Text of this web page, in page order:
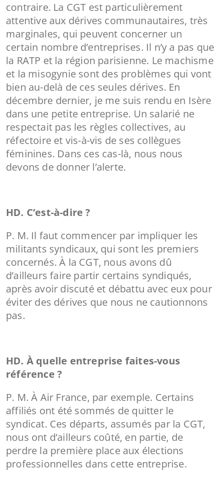
contraire. La CGT est particulièrement
attentive aux dérives communautaires, très
marginales, qui peuvent concerner un
certain nombre d’entreprises. Il n’y a pas que
la RATP et la région parisienne. Le machisme
et la misogynie sont des problèmes qui vont
bien au-delà de ces seules dérives. En
décembre dernier, je me suis rendu en Isère
dans une petite entreprise. Un salarié ne
respectait pas les règles collectives, au
réfectoire et vis-à-vis de ses collègues
féminines. Dans ces cas-là, nous nous
devons de donner l’alerte.
HD. C’est-à-dire ?
P. M. Il faut commencer par impliquer les
militants syndicaux, qui sont les premiers
concernés. À la CGT, nous avons dû
d’ailleurs faire partir certains syndiqués,
après avoir discuté et débattu avec eux pour
éviter des dérives que nous ne cautionnons
pas.
HD. À quelle entreprise faites-vous
référence ?
P. M. À Air France, par exemple. Certains
affiliés ont été sommés de quitter le
syndicat. Ces départs, assumés par la CGT,
nous ont d’ailleurs coûté, en partie, de
perdre la première place aux élections
professionnelles dans cette entreprise.